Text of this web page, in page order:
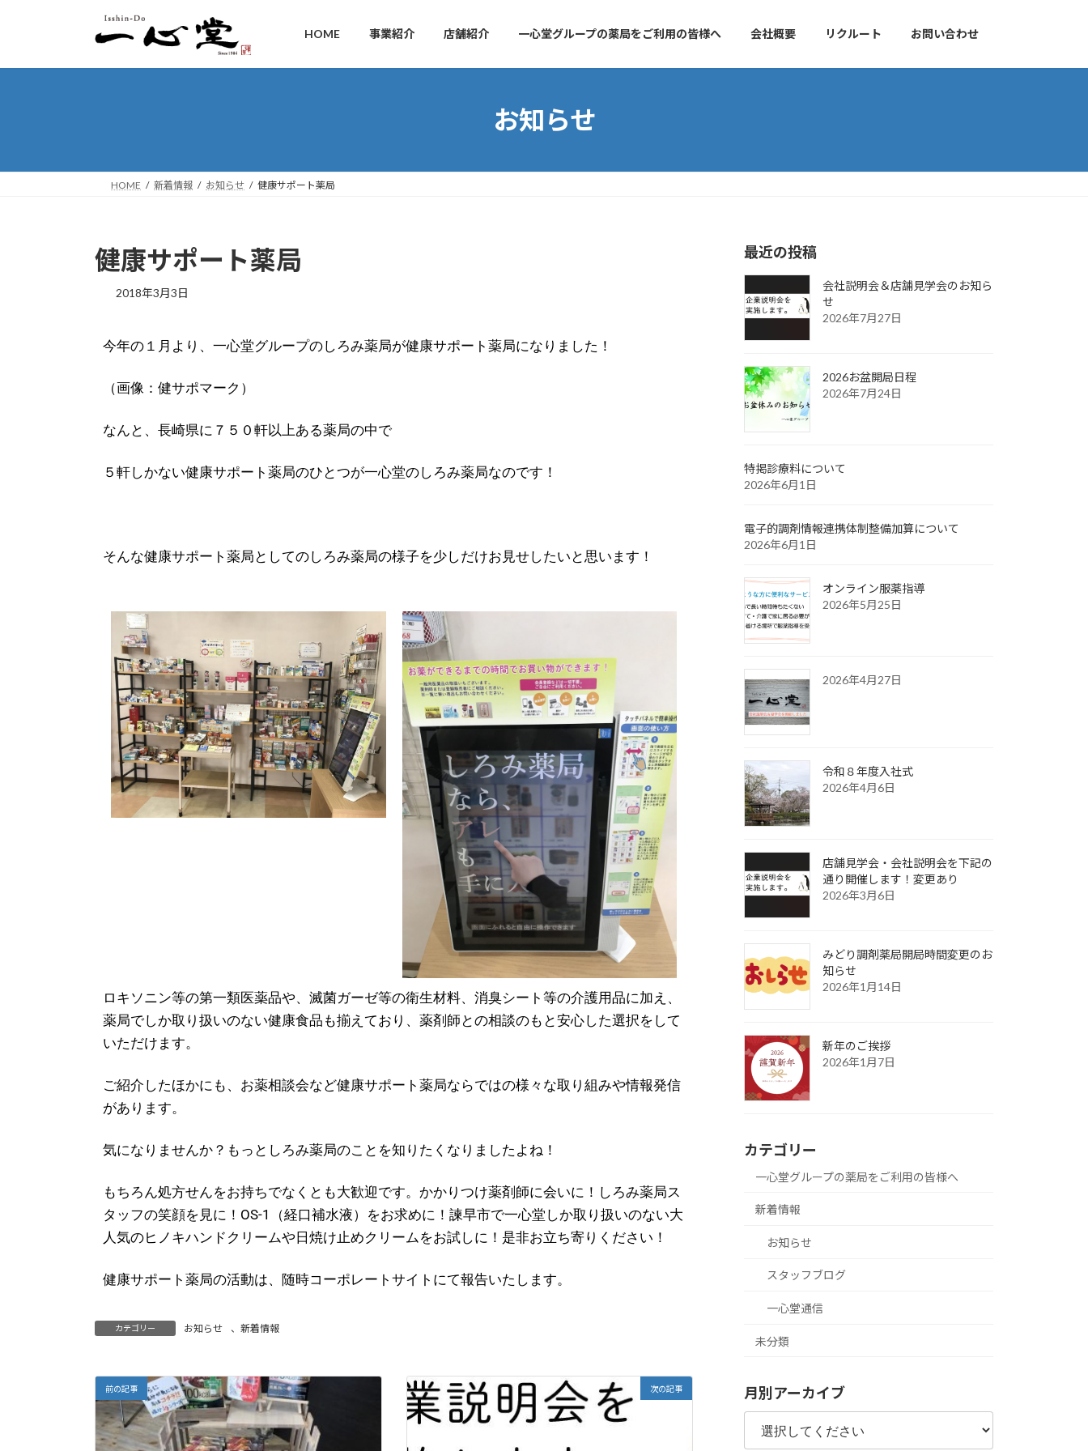
HOME 事業紹介 店舗紹介 一心堂グループの薬局をご利用の皆様へ 会社概要 リクルート お問い合わせ
お知らせ
HOME 新着情報 お知らせ 健康サポート薬局
健康サポート薬局
2018年3月3日
今年の１月より、一心堂グループのしろみ薬局が健康サポート薬局になりました！
（画像：健サポマーク）
なんと、長崎県に７５０軒以上ある薬局の中で
５軒しかない健康サポート薬局のひとつが一心堂のしろみ薬局なのです！
そんな健康サポート薬局としてのしろみ薬局の様子を少しだけお見せしたいと思います！
ロキソニン等の第一類医薬品や、滅菌ガーゼ等の衛生材料、消臭シート等の介護用品に加え、
薬局でしか取り扱いのない健康食品も揃えており、薬剤師との相談のもと安心した選択をして
いただけます。
ご紹介したほかにも、お薬相談会など健康サポート薬局ならではの様々な取り組みや情報発信
があります。
気になりませんか？もっとしろみ薬局のことを知りたくなりましたよね！
もちろん処方せんをお持ちでなくとも大歓迎です。かかりつけ薬剤師に会いに！しろみ薬局ス
タッフの笑顔を見に！OS-1（経口補水液）をお求めに！諫早市で一心堂しか取り扱いのない大
人気のヒノキハンドクリームや日焼け止めクリームをお試しに！是非お立ち寄りください！
健康サポート薬局の活動は、随時コーポレートサイトにて報告いたします。
カテゴリー お知らせ 、 新着情報
前の記事 次の記事
最近の投稿
会社説明会＆店舗見学会のお知ら
せ
2026年7月27日
2026お盆開局日程
2026年7月24日
特掲診療料について
2026年6月1日
電子的調剤情報連携体制整備加算について
2026年6月1日
オンライン服薬指導
2026年5月25日
2026年4月27日
令和８年度入社式
2026年4月6日
店舗見学会・会社説明会を下記の
通り開催します！変更あり
2026年3月6日
みどり調剤薬局開局時間変更のお
知らせ
2026年1月14日
新年のご挨拶
2026年1月7日
カテゴリー
一心堂グループの薬局をご利用の皆様へ
新着情報
お知らせ
スタッフブログ
一心堂通信
未分類
月別アーカイブ